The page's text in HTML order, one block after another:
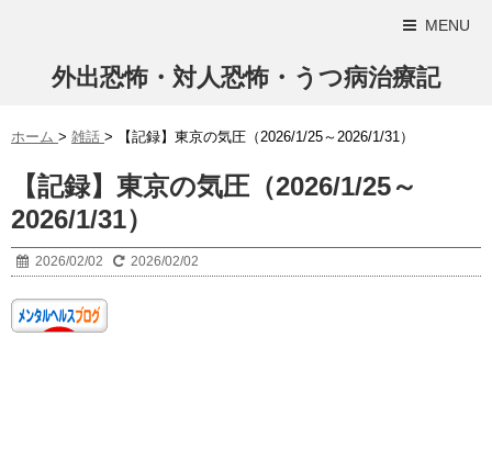
MENU
外出恐怖・対人恐怖・うつ病治療記
ホーム > 雑話 > 【記録】東京の気圧（2026/1/25～2026/1/31）
【記録】東京の気圧（2026/1/25～
2026/1/31）
2026/02/02 2026/02/02